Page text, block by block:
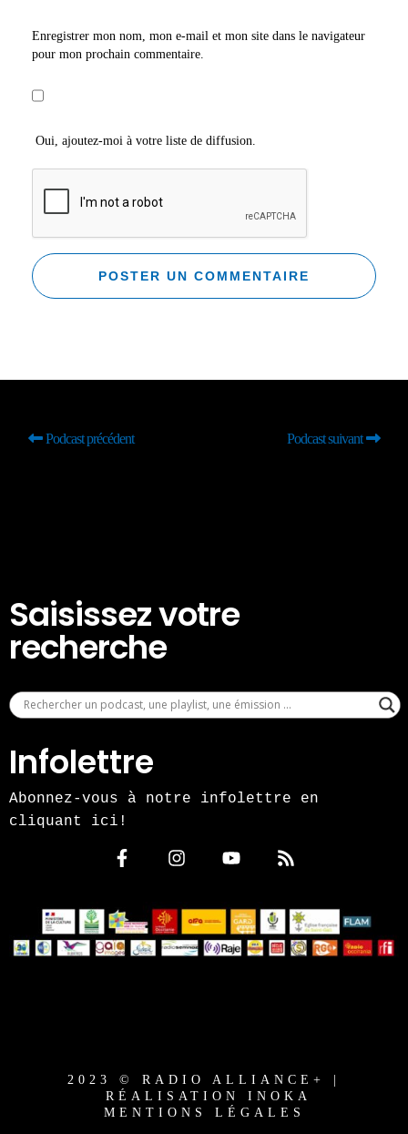
Enregistrer mon nom, mon e-mail et mon site dans le navigateur
pour mon prochain commentaire.
Oui, ajoutez-moi à votre liste de diffusion.
Podcast précédent Podcast suivant
Saisissez votre
recherche
Infolettre
Abonnez-vous à notre infolettre en
cliquant ici!
2023 © RADIO ALLIANCE+ |
RÉALISATION INOKA
MENTIONS LÉGALES